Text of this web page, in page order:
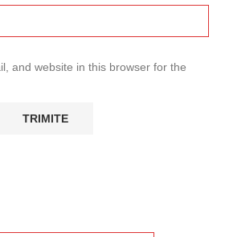
and website in this browser for the